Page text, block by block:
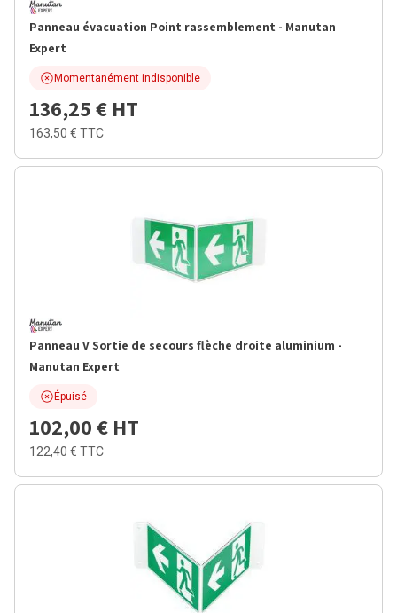
Panneau évacuation Point rassemblement - Manutan
Expert
Momentanément indisponible
136,25 € HT
163,50 € TTC
Panneau V Sortie de secours flèche droite aluminium -
Manutan Expert
Épuisé
102,00 € HT
122,40 € TTC